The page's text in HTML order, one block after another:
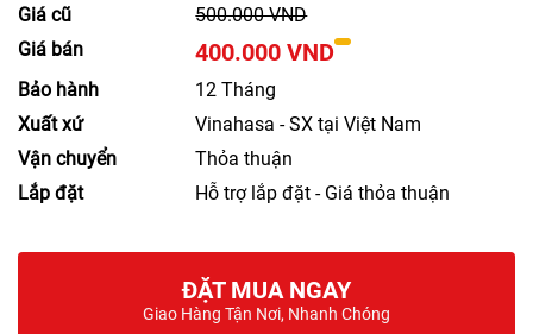
Giá cũ
500.000 VND
Giá bán
400.000 VND
Bảo hành
12 Tháng
Xuất xứ
Vinahasa - SX tại Việt Nam
Vận chuyển
Thỏa thuận
Lắp đặt
Hỗ trợ lắp đặt - Giá thỏa thuận
ĐẶT MUA NGAY
Giao Hàng Tận Nơi, Nhanh Chóng